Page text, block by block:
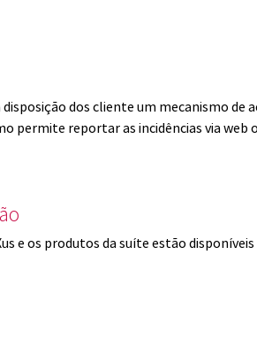
disposição dos cliente um mecanismo de
permite reportar as incidências via
e os produtos da suíte estão